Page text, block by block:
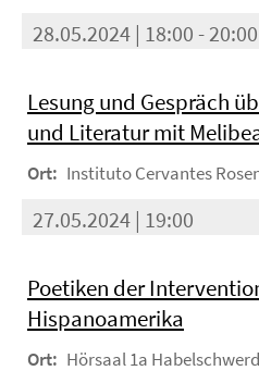
28.05.2024 | 18:00 - 20:00
Lesung und Gespräch
und Literatur mit
Ort: Instituto Cervantes
27.05.2024 | 19:00
Poetiken der
Hispanoamerika
Ort: Hörsaal 1a